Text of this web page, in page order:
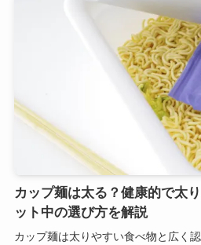
カップ麺は太る？健康的で太
ット中の選び方を解説
カップ麺は太りやすい食べ物と広く